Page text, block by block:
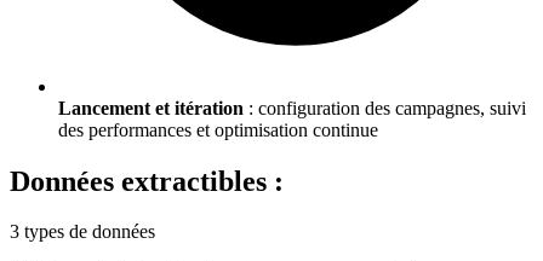
Lancement et itération : configuration des campagnes, suivi
des performances et optimisation continue
Données extractibles :
3 types de données